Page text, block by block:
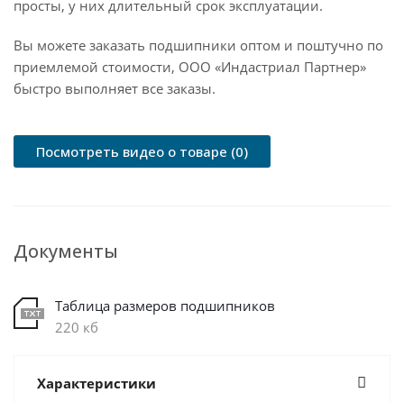
просты, у них длительный срок эксплуатации.
Вы можете заказать подшипники оптом и поштучно по
приемлемой стоимости, ООО «Индастриал Партнер»
быстро выполняет все заказы.
Посмотреть видео о товаре (0)
Документы
Таблица размеров подшипников
220 кб
Характеристики